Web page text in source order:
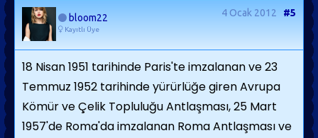
bloom22
Kayıtlı Üye
4 Ocak 2012 #5
18 Nisan 1951 tarihinde Paris'te imzalanan ve 23
Temmuz 1952 tarihinde yürürlüğe giren Avrupa
Kömür ve Çelik Topluluğu Antlaşması, 25 Mart
1957'de Roma'da imzalanan Roma Antlaşması ve